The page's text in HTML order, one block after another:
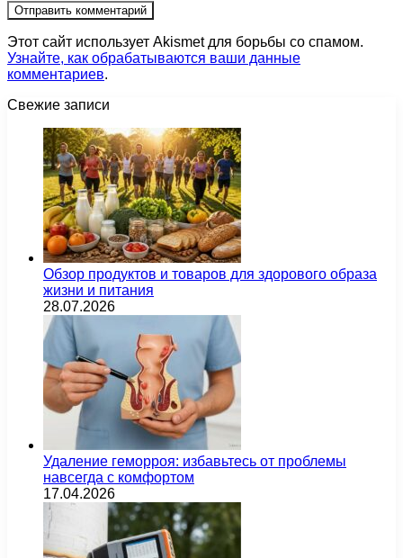
Этот сайт использует Akismet для борьбы со спамом.
Узнайте, как обрабатываются ваши данные
комментариев.
Свежие записи
Обзор продуктов и товаров для здорового образа
жизни и питания
28.07.2026
Удаление геморроя: избавьтесь от проблемы
навсегда с комфортом
17.04.2026